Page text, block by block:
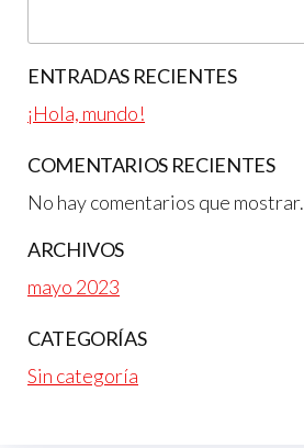
ENTRADAS RECIENTES
¡Hola, mundo!
COMENTARIOS RECIENTES
No hay comentarios que mostrar.
ARCHIVOS
mayo 2023
CATEGORÍAS
Sin categoría